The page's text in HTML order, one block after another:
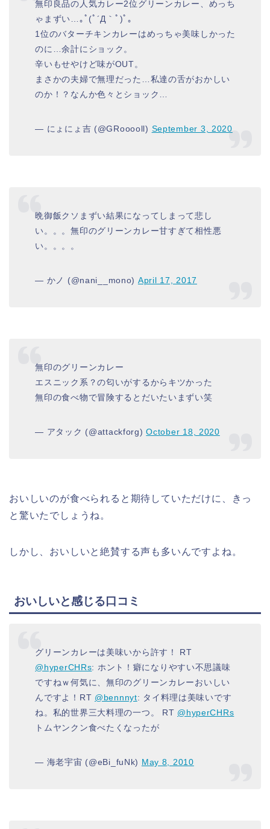
無印良品の人気カレー2位グリーンカレー、めっち
ゃまずい…｡ﾟ(ﾟ´Д｀ﾟ)ﾟ｡
1位のバターチキンカレーはめっちゃ美味しかった
のに…余計にショック。
辛いもせやけど味がOUT。
まさかの夫婦で無理だった…私達の舌がおかしい
のか！？なんか色々とショック…
— にょにょ吉 (@GRooooll) September 3, 2020
晩御飯クソまずい結果になってしまって悲し
い。。。無印のグリーンカレー甘すぎて相性悪
い。。。。
— かノ (@nani__mono) April 17, 2017
無印のグリーンカレー
エスニック系？の匂いがするからキツかった
無印の食べ物で冒険するとだいたいまずい笑
— アタック (@attackforg)October 18, 2020
おいしいのが食べられると期待していただけに、きっ
と驚いたでしょうね。
しかし、おいしいと絶賛する声も多いんですよね。
おいしいと感じる口コミ
グリーンカレーは美味いから許す！ RT
@hyperCHRs: ホント！癖になりやすい不思議味
ですねｗ何気に、無印のグリーンカレーおいしい
んですよ！RT @bennnyt: タイ料理は美味いです
ね。私的世界三大料理の一つ。 RT @hyperCHRs
トムヤンクン食べたくなったが
— 海老宇宙 (@eBi_fuNk) May 8, 2010